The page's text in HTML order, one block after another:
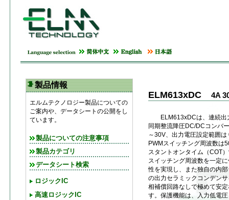
製品情報
エルムテクノロジー製品についての
ご案内や、データシートの公開をし
ています。
製品についての注意事項
製品カテゴリ
データシート検索
ロジックIC
高速ロジックIC
ELM613xDC 4A
ELM613xDCは、連続出
同期整流降圧DC/DCコンバ
～30V、出力電圧設定範囲
PWMスイッチング周波数は
スタントオンタイム（COT
スイッチング周波数を一定
性を実現し、また独自の内
の出力セラミックコンデン
相補償回路なしで極めて安
す。保護機能は、入力低電